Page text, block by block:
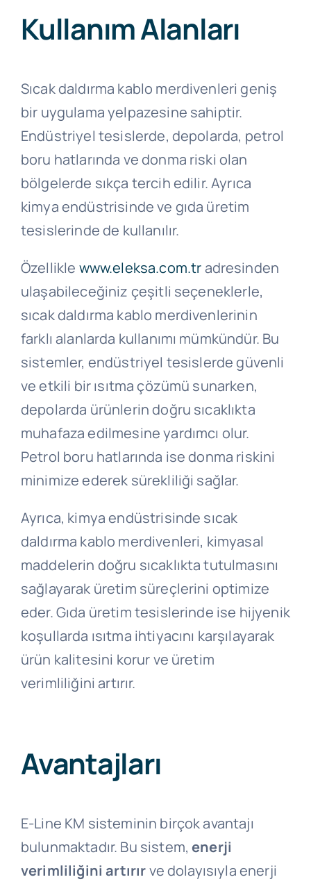
Kullanım Alanları
Sıcak daldırma kablo merdivenleri geniş
bir uygulama yelpazesine sahiptir.
Endüstriyel tesislerde, depolarda, petrol
boru hatlarında ve donma riski olan
bölgelerde sıkça tercih edilir. Ayrıca
kimya endüstrisinde ve gıda üretim
tesislerinde de kullanılır.
Özellikle www.eleksa.com.tradresinden
ulaşabileceğiniz çeşitli seçeneklerle,
sıcak daldırma kablo merdivenlerinin
farklı alanlarda kullanımı mümkündür. Bu
sistemler, endüstriyel tesislerde güvenli
ve etkili bir ısıtma çözümü sunarken,
depolarda ürünlerin doğru sıcaklıkta
muhafaza edilmesine yardımcı olur.
Petrol boru hatlarında ise donma riskini
minimize ederek sürekliliği sağlar.
Ayrıca, kimya endüstrisinde sıcak
daldırma kablo merdivenleri, kimyasal
maddelerin doğru sıcaklıkta tutulmasını
sağlayarak üretim süreçlerini optimize
eder. Gıda üretim tesislerinde ise hijyenik
koşullarda ısıtma ihtiyacını karşılayarak
ürün kalitesini korur ve üretim
verimliliğini artırır.
Avantajları
E-Line KM sisteminin birçok avantajı
bulunmaktadır. Bu sistem,enerji
verimliliğini artırırve dolayısıyla enerji